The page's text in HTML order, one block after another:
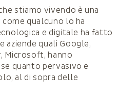
stiamo vivendo è una
qualcuno lo ha
e digitale ha fatto
aziende quali Google,
Microsoft, hanno
quanto pervasivo e
al di sopra delle